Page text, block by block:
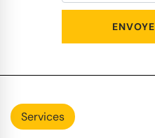
Services